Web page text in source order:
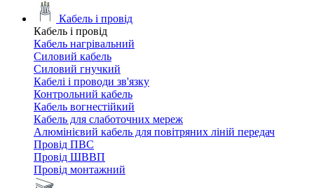
Кабель і провід
Кабель і провід
Кабель нагрівальний
Силовий кабель
Силовий гнучкий
Кабелі і проводи зв'язку
Контрольний кабель
Кабель вогнестійкий
Кабель для слаботочних мереж
Алюмінієвий кабель для повітряних ліній передач
Провід ПВС
Провід ШВВП
Провід монтажний